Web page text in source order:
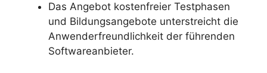
Das Angebot kostenfreier Testphasen
und Bildungsangebote unterstreicht die
Anwenderfreundlichkeit der führenden
Softwareanbieter.